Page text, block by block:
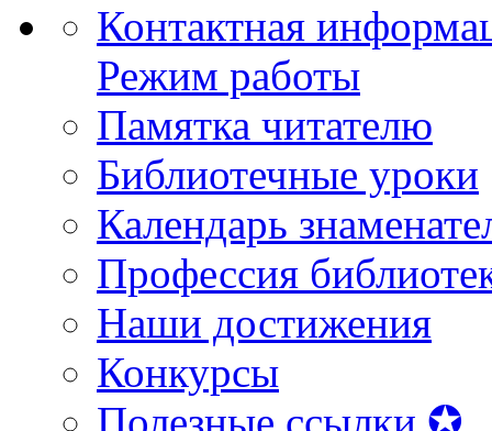
Контактная
Режим работы
Памятка читателю
Библиотечные уроки
Календарь
Профессия
Наши достижения
Конкурсы